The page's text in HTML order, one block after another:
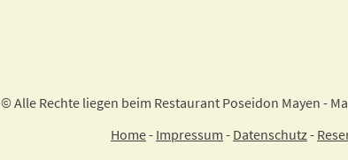
© Alle Rechte liegen beim Restaurant Poseidon Mayen -
Home- Impressum - Datenschutz-